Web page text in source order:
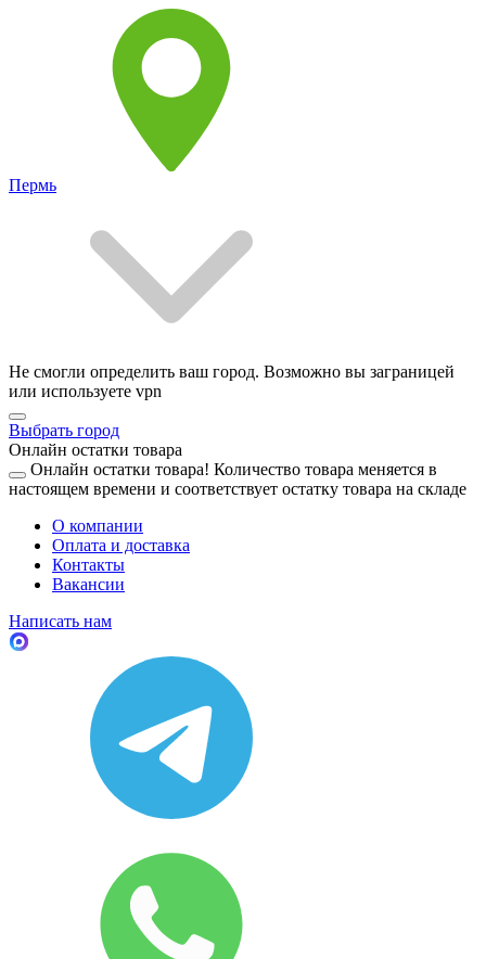
Пермь
Не смогли определить ваш город. Возможно вы заграницей
или используете vpn
Выбрать город
Онлайн остатки товара
Онлайн остатки товара! Количество товара меняется в
настоящем времени и соответствует остатку товара на складе
О компании
Оплата и доставка
Контакты
Вакансии
Написать нам